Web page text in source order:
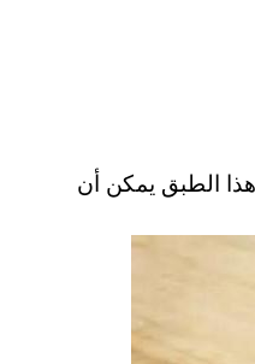
الطبق يمكن أن